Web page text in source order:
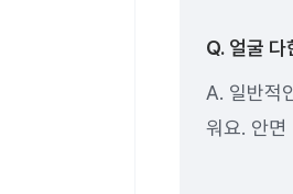
Q. 얼굴
A. 일반적
워요. 안면